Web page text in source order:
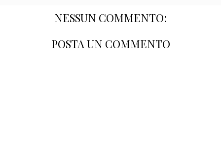
NESSUN COMMENTO:
POSTA UN COMMENTO